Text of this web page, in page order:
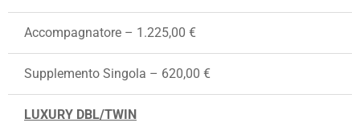
Accompagnatore – 1.225,00 €
Supplemento Singola – 620,00 €
LUXURY DBL/TWIN